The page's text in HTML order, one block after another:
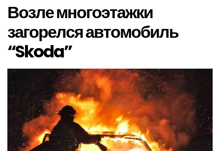
Возле многоэтажки
загорелся автомобиль
“Skoda”